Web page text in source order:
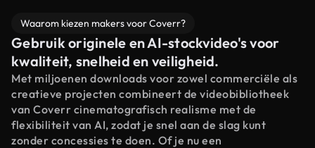
Waarom kiezen makers voor Coverr?
Gebruik originele en AI-stockvideo's voor
kwaliteit, snelheid en veiligheid.
Met miljoenen downloads voor zowel commerciële als
creatieve projecten combineert de videobibliotheek
van Coverr cinematografisch realisme met de
flexibiliteit van AI, zodat je snel aan de slag kunt
zonder concessies te doen. Of je nu een